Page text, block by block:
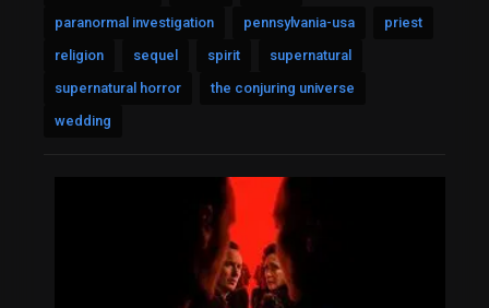
paranormal investigation
pennsylvania-usa
priest
religion
sequel spirit
supernatural
supernatural horror
the conjuring universe
wedding